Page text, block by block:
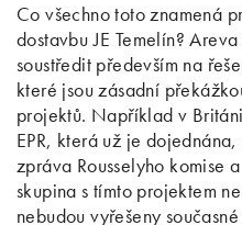
Co všechno toto znamená
dostavbu JE Temelín?
soustředit především na
které jsou zásadní
projektů. Například v
EPR, která už je
zpráva Rousselyho komise
skupina s tímto projektem
nebudou vyřešeny